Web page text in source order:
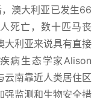
澳大利亚已发生66
死亡，数十匹马丧
大利亚来说具有直接
病生态学家Alison
云南靠近人类居住区
强监测和生物安全措